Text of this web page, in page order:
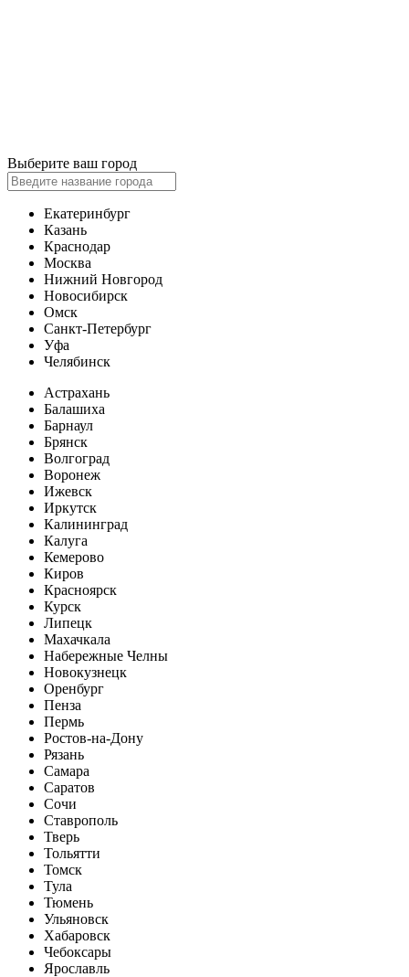
Выберите ваш город
Екатеринбург
Казань
Краснодар
Москва
Нижний Новгород
Новосибирск
Омск
Санкт-Петербург
Уфа
Челябинск
Астрахань
Балашиха
Барнаул
Брянск
Волгоград
Воронеж
Ижевск
Иркутск
Калининград
Калуга
Кемерово
Киров
Красноярск
Курск
Липецк
Махачкала
Набережные Челны
Новокузнецк
Оренбург
Пенза
Пермь
Ростов-на-Дону
Рязань
Самара
Саратов
Сочи
Ставрополь
Тверь
Тольятти
Томск
Тула
Тюмень
Ульяновск
Хабаровск
Чебоксары
Ярославль